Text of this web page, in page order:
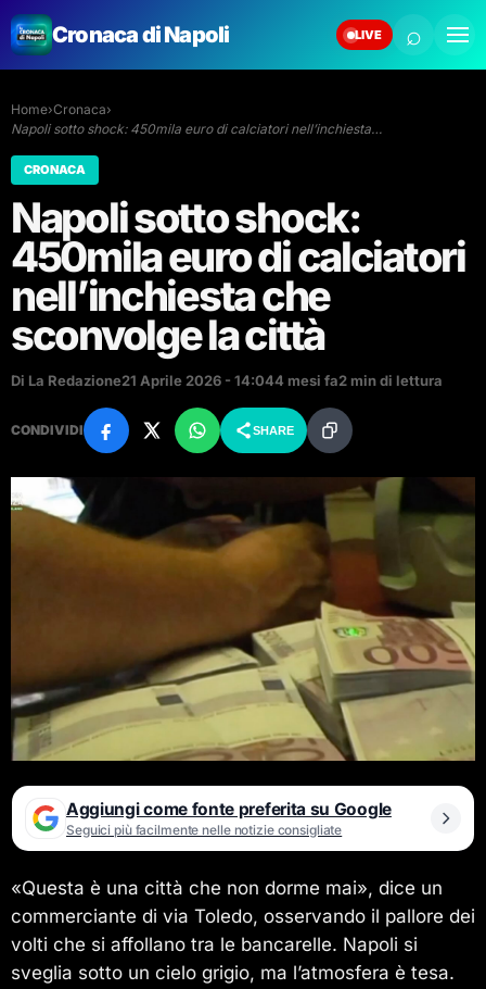
Cronaca di Napoli LIVE ⌕
Home›Cronaca›
Napoli sotto shock: 450mila euro di calciatori nell’inchiesta…
CRONACA
Napoli sotto shock:
450mila euro di calciatori
nell’inchiesta che
sconvolge la città
Di La Redazione21 Aprile 2026 - 14:044 mesi fa2 min di lettura
CONDIVIDI SHARE
Aggiungi come fonte preferita su Google
Seguici più facilmente nelle notizie consigliate
«Questa è una città che non dorme mai», dice un
commerciante di via Toledo, osservando il pallore dei
volti che si affollano tra le bancarelle. Napoli si
sveglia sotto un cielo grigio, ma l’atmosfera è tesa.